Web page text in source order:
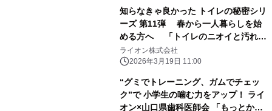
知らなきゃ良かった トイレの秘密シリ
ーズ 第11弾 春から一人暮らしを始
める方へ 「トイレのニオイと汚れ」
は“使う前”のひと手間が勝負！ トイレ
ケアのコツをご紹介 ～「くん煙」と
～
ライオン株式会社
2026年3月19日 11:00
“グミでトレーニング、ガムでチェッ
ク”で 小学生の噛む力をアップ！ ライ
オン×山口県歯科医師会 「もっとかも